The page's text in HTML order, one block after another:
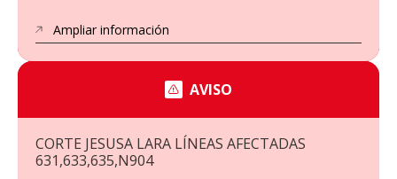
Ampliar información
AVISO
CORTE JESUSA LARA LÍNEAS AFECTADAS
631,633,635,N904